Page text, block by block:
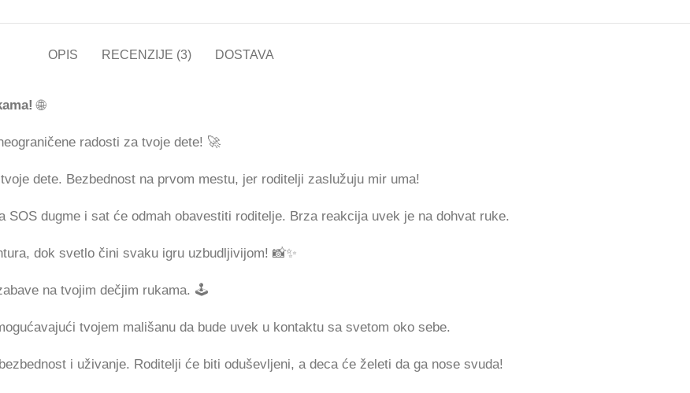
OPIS RECENZIJE (3) DOSTAVA
🌐
radosti za tvoje dete! 🚀
dete. Bezbednost na prvom mestu, jer roditelji zaslužuju mir uma!
SOS dugme i sat će odmah obavestiti roditelje. Brza reakcija uvek je na dohvat ruke.
dok svetlo čini svaku igru uzbudljivijom! 📸✨
na tvojim dečjim rukama. 🕹️
tvojem mališanu da bude uvek u kontaktu sa svetom oko sebe.
i uživanje. Roditelji će biti oduševljeni, a deca će želeti da ga nose svuda!